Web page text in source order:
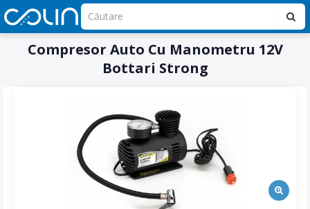
Compresor Auto Cu Manometru 12V
Bottari Strong